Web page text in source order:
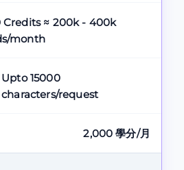
Credits ≈ 200k - 400k
month
Upto 15000
characters/request
2,000 學分/月